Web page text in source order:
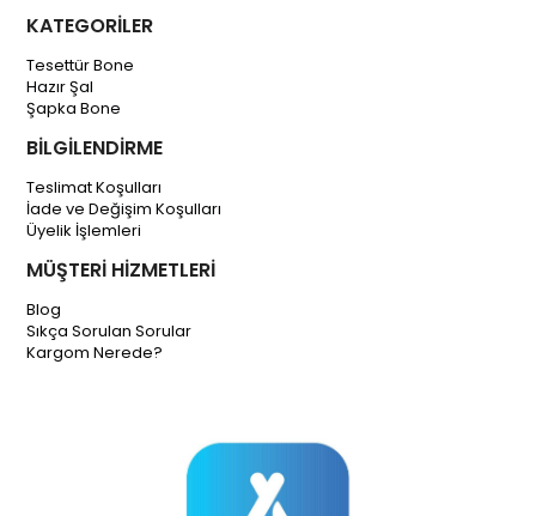
KATEGORİLER
Tesettür Bone
Hazır Şal
Şapka Bone
BİLGİLENDİRME
Teslimat Koşulları
İade ve Değişim Koşulları
Üyelik İşlemleri
MÜŞTERİ HİZMETLERİ
Blog
Sıkça Sorulan Sorular
Kargom Nerede?